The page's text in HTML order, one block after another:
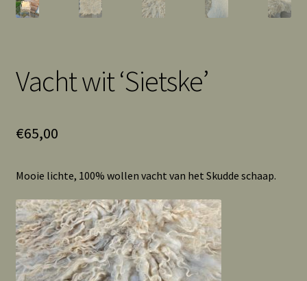
Vacht wit ‘Sietske’
€65,00
Mooie lichte, 100% wollen vacht van het Skudde schaap.